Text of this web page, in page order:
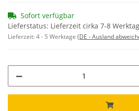
Sofort verfügbar
Lieferstatus: Lieferzeit cirka 7-8
Lieferzeit:4 - 5 Werktage (DE - Ausland